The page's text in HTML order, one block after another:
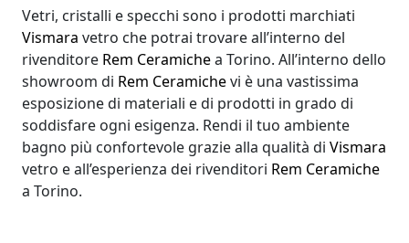
Vetri, cristalli e specchi sono i prodotti marchiati
Vismara vetro che potrai trovare all’interno del
rivenditore Rem Ceramichea Torino. All’interno dello
showroom di Rem Ceramichevi è una vastissima
esposizione di materiali e di prodotti in grado di
soddisfare ogni esigenza. Rendi il tuo ambiente
bagno più confortevole grazie alla qualità di Vismara
vetro e all’esperienza dei rivenditori Rem Ceramiche
a Torino.